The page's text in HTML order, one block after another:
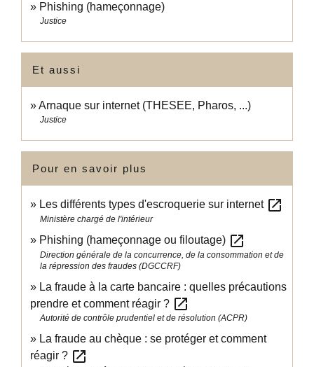
Phishing (hameçonnage)
Justice
Et aussi
Arnaque sur internet (THESEE, Pharos, ...)
Justice
Pour en savoir plus
Les différents types d'escroquerie sur internet open_in_new
Ministère chargé de l'intérieur
Phishing (hameçonnage ou filoutage) open_in_new
Direction générale de la concurrence, de la consommation et de
la répression des fraudes (DGCCRF)
La fraude à la carte bancaire : quelles précautions
prendre et comment réagir ? open_in_new
Autorité de contrôle prudentiel et de résolution (ACPR)
La fraude au chèque : se protéger et comment
réagir ? open_in_new